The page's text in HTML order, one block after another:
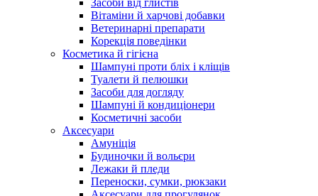
Засоби від глистів
Вітаміни й харчові добавки
Ветеринарні препарати
Корекція поведінки
Косметика й гігієна
Шампуні проти бліх і кліщів
Туалети й пелюшки
Засоби для догляду
Шампуні й кондиціонери
Косметичні засоби
Аксесуари
Амуніція
Будиночки й вольєри
Лежаки й пледи
Переноски, сумки, рюкзаки